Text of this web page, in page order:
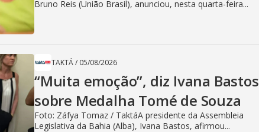
Bruno Reis (União Brasil), anunciou, nesta quarta-feira...
TAKTÁ/ 05/08/2026
“Muita emoção”, diz Ivana Bastos
sobre Medalha Tomé de Souza
Foto: Záfya Tomaz / TaktáA presidente da Assembleia
Legislativa da Bahia (Alba), Ivana Bastos, afirmou...